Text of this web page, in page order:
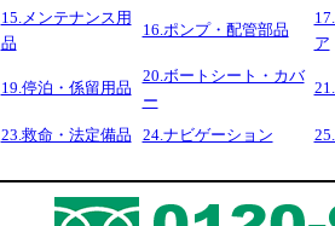
15.メンテナンス用
品
16.ポンプ・配管部品
ア
19.停泊・係留用品
20.ボートシート・カバ
ー
23.救命・法定備品 24.ナビゲーション